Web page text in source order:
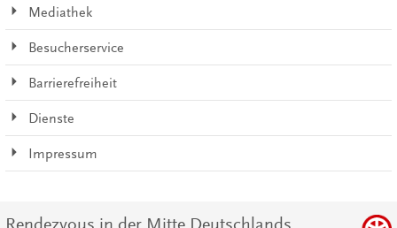
Mediathek
Besucherservice
Barrierefreiheit
Dienste
Impressum